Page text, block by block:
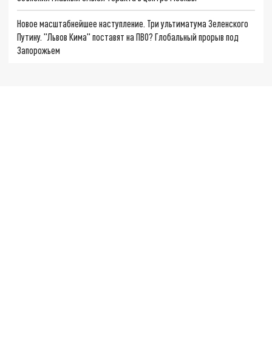
Новое масштабнейшее наступление. Три ультиматума Зеленского
Путину. "Львов Кима" поставят на ПВО? Глобальный прорыв под
Запорожьем